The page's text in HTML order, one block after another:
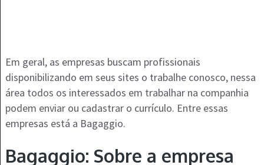
Em geral, as empresas buscam profissionais
disponibilizando em seus sites o trabalhe conosco, nessa
área todos os interessados em trabalhar na companhia
podem enviar ou cadastrar o currículo. Entre essas
empresas está a Bagaggio.
Bagaggio: Sobre a empresa